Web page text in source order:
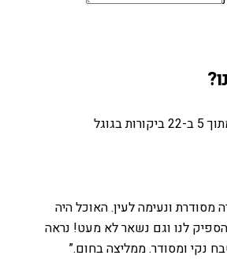
5 ב- 22ביקורות בגוגל
מסודרת ונעימה לעין. האוכל היה
לנו וגם נשאר לא מעט! נראה
נקי ומסודר. ממליצה בחום.”